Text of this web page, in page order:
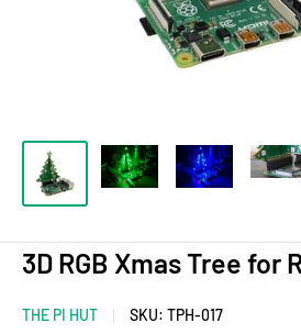
3D RGB Xmas Tree for
THE PI HUT SKU: TPH-017